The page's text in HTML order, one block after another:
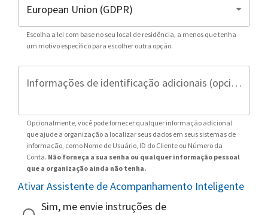
Escolha a lei com base no seu local de residência, a menos que tenha
um motivo específico para escolher outra opção.
Informações de identificação adicionais (opcional)
Opcionalmente, você pode fornecer qualquer informação adicional
que ajude a organização a localizar seus dados em seus sistemas de
informação, como Nome de Usuário, ID do Cliente ou Número da
Conta. Não forneça a sua senha ou qualquer informação pessoal
que a organização ainda não tenha.
Ativar Assistente de Acompanhamento Inteligente
Sim, me envie instruções de